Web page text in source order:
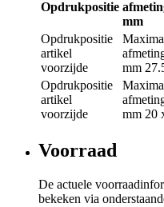
Opdrukpositie
mm
Opdrukpositie
artikel
voorzijde
mm
Opdrukpositie
artikel
voorzijde
mm 20
Voorraad
De actuele
bekeken via